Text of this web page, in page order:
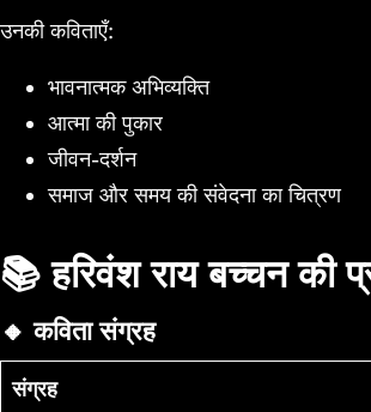
उनकी कविताएँ:
भावनात्मक अभिव्यक्ति
आत्मा की पुकार
जीवन-दर्शन
समाज और समय की संवेदना का चित्रण
📚 हरिवंश राय बच्चन की
🔸 कविता संग्रह
संग्रह